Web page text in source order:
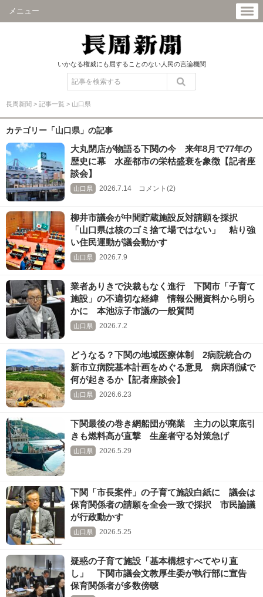
メニュー
いかなる権威にも屈することのない人民の言論機関
長周新聞 > 記事一覧 > 山口県
カテゴリー「山口県」の記事
大丸閉店が物語る下関の今 来年8月で77年の
歴史に幕 水産都市の栄枯盛衰を象徴【記者座
談会】
山口県 2026.7.14 コメント(2)
柳井市議会が中間貯蔵施設反対請願を採択
「山口県は核のゴミ捨て場ではない」 粘り強
い住民運動が議会動かす
山口県 2026.7.9
業者ありきで決裁もなく進行 下関市「子育て
施設」の不適切な経緯 情報公開資料から明ら
かに 本池涼子市議の一般質問
山口県 2026.7.2
どうなる？下関の地域医療体制 2病院統合の
新市立病院基本計画をめぐる意見 病床削減で
何が起きるか【記者座談会】
山口県 2026.6.23
下関最後の巻き網船団が廃業 主力の以東底引
きも燃料高が直撃 生産者守る対策急げ
山口県 2026.5.29
下関「市長案件」の子育て施設白紙に 議会は
保育関係者の請願を全会一致で採択 市民論議
が行政動かす
山口県 2026.5.25
疑惑の子育て施設「基本構想すべてやり直
し」 下関市議会文教厚生委が執行部に宣告
保育関係者が多数傍聴